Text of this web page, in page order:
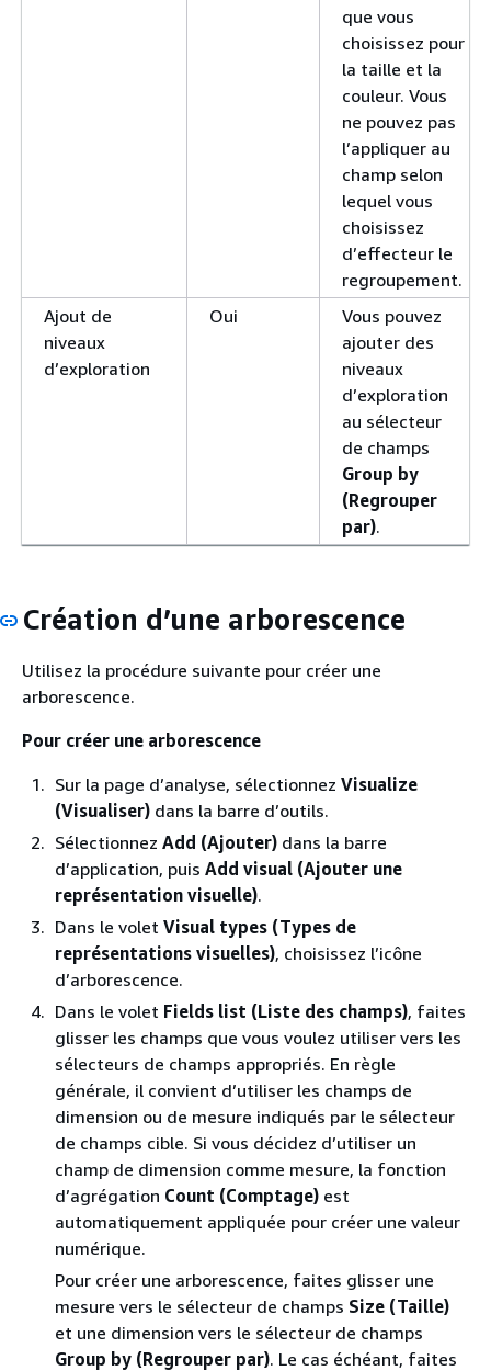
que vous
choisissez pour
la taille et la
couleur. Vous
ne pouvez pas
l’appliquer au
champ selon
lequel vous
choisissez
d’effecteur le
regroupement.
Ajout de
niveaux
d’exploration
Oui
Vous pouvez
ajouter des
niveaux
d’exploration
au sélecteur
de champs
Group by
(Regrouper
par).
Création d’une arborescence
Utilisez la procédure suivante pour créer une
arborescence.
Pour créer une arborescence
Sur la page d’analyse, sélectionnez Visualize
(Visualiser) dans la barre d’outils.
Sélectionnez Add (Ajouter) dans la barre
d’application, puis Add visual (Ajouter une
représentation visuelle).
Dans le volet Visual types (Types de
représentations visuelles), choisissez l’icône
d’arborescence.
Dans le volet Fields list (Liste des champs), faites
glisser les champs que vous voulez utiliser vers les
sélecteurs de champs appropriés. En règle
générale, il convient d’utiliser les champs de
dimension ou de mesure indiqués par le sélecteur
de champs cible. Si vous décidez d’utiliser un
champ de dimension comme mesure, la fonction
d’agrégation Count (Comptage) est
automatiquement appliquée pour créer une valeur
numérique.
Pour créer une arborescence, faites glisser une
mesure vers le sélecteur de champs Size (Taille)
et une dimension vers le sélecteur de champs
Group by (Regrouper par). Le cas échéant, faites